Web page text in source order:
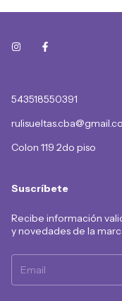
543518550391
Colon 119 2do piso
Suscríbete
Recibe información
y novedades de la